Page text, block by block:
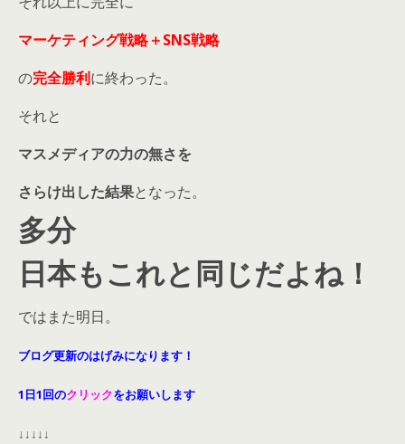
マーケティング戦略＋SNS戦略
の完全勝利に終わった。
それと
マスメディアの力の無さを
さらけ出した結果となった。
多分
日本もこれと同じだよね！
ではまた明日。
ブログ更新のはげみになります！
1日1回のクリックをお願いします
↓↓↓↓↓